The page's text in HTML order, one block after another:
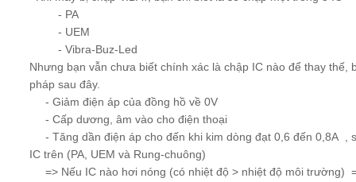
- PA
- UEM
- Vibra-Buz-Led
Nhưng bạn vẫn chưa biết chính xác là chập IC nào để thay
pháp sau đây.
- Giảm điện áp của đồng hồ về 0V
- Cấp dương, âm vào cho điện thoại
- Tăng dần điện áp cho đến khi kim dòng đạt 0,6 đến 0,8A ,
IC trên (PA, UEM và Rung-chuông)
=> Nếu IC nào hơi nóng (có nhiệt độ > nhiệt độ môi trường)